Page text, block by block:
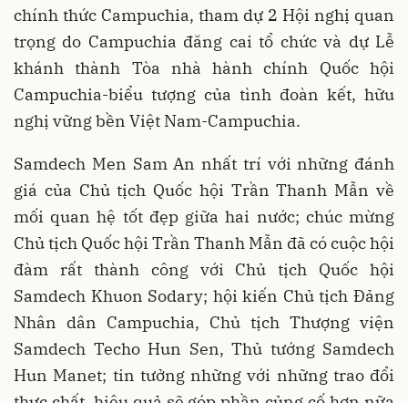
chính thức Campuchia, tham dự 2 Hội nghị quan
trọng do Campuchia đăng cai tổ chức và dự Lễ
khánh thành Tòa nhà hành chính Quốc hội
Campuchia-biểu tượng của tình đoàn kết, hữu
nghị vững bền Việt Nam-Campuchia.
Samdech Men Sam An nhất trí với những đánh
giá của Chủ tịch Quốc hội Trần Thanh Mẫn về
mối quan hệ tốt đẹp giữa hai nước; chúc mừng
Chủ tịch Quốc hội Trần Thanh Mẫn đã có cuộc hội
đàm rất thành công với Chủ tịch Quốc hội
Samdech Khuon Sodary; hội kiến Chủ tịch Đảng
Nhân dân Campuchia, Chủ tịch Thượng viện
Samdech Techo Hun Sen, Thủ tướng Samdech
Hun Manet; tin tưởng những với những trao đổi